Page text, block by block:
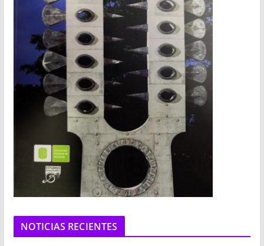
NOTICIAS RECIENTES